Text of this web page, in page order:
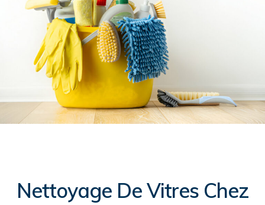
Nettoyage De Vitres Chez